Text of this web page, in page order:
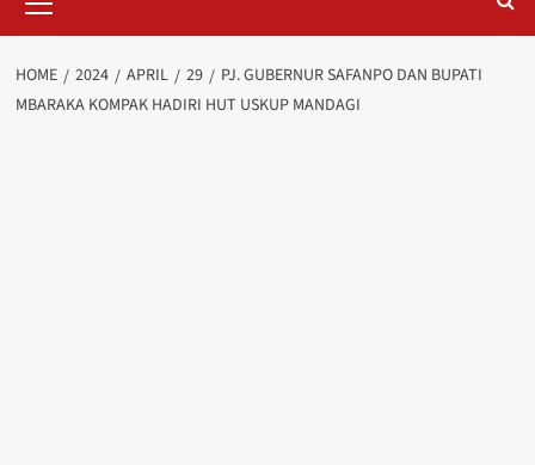
Menu
HOME 2024 APRIL 29
PJ. GUBERNUR SAFANPO DAN BUPATI
MBARAKA KOMPAK HADIRI HUT USKUP MANDAGI